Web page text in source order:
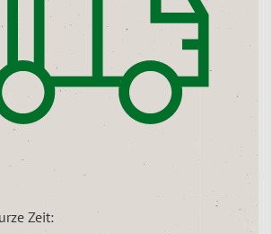
Zeit: